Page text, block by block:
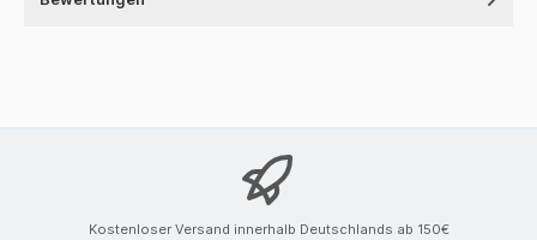
Kostenloser Versand innerhalb Deutschlands ab 150€